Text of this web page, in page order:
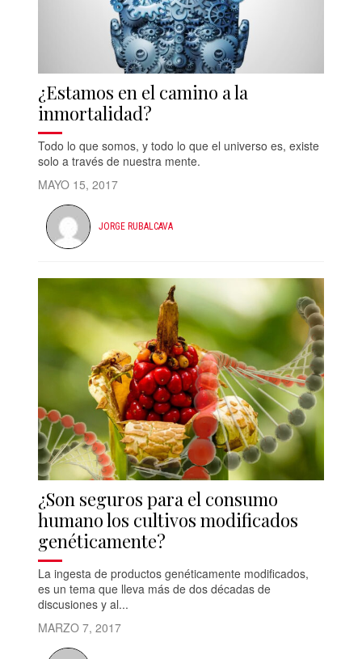
¿Estamos en el camino a la
inmortalidad?
Todo lo que somos, y todo lo que el universo es, existe
solo a través de nuestra mente.
MAYO 15, 2017
JORGE RUBALCAVA
¿Son seguros para el consumo
humano los cultivos modificados
genéticamente?
La ingesta de productos genéticamente modificados,
es un tema que lleva más de dos décadas de
discusiones y al...
MARZO 7, 2017